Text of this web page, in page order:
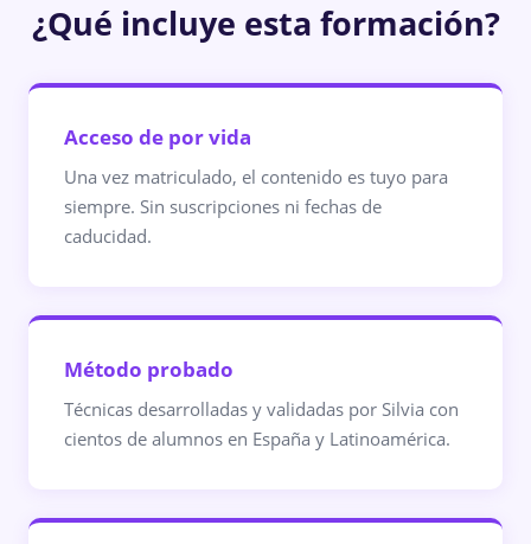
¿Qué incluye esta formación?
Acceso de por vida
Una vez matriculado, el contenido es tuyo para
siempre. Sin suscripciones ni fechas de
caducidad.
Método probado
Técnicas desarrolladas y validadas por Silvia con
cientos de alumnos en España y Latinoamérica.